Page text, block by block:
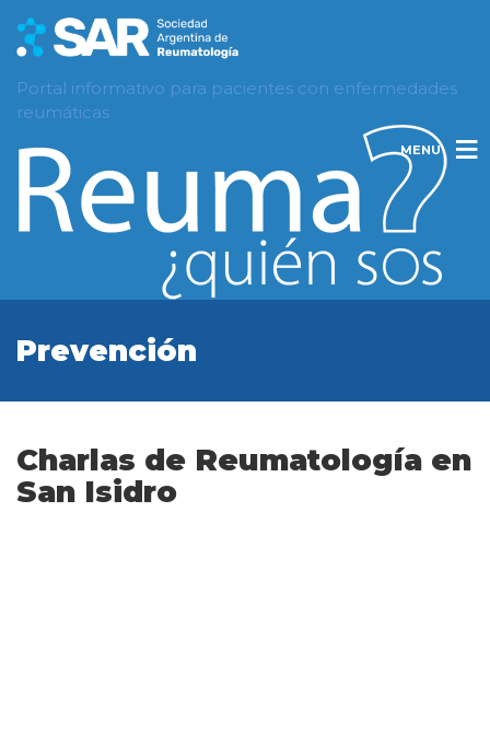
Portal informativo para pacientes con enfermedades
reumáticas
MENU
Prevención
Charlas de Reumatología en
San Isidro